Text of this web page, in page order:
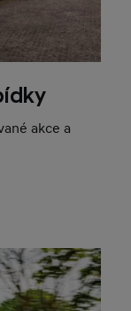
akce a